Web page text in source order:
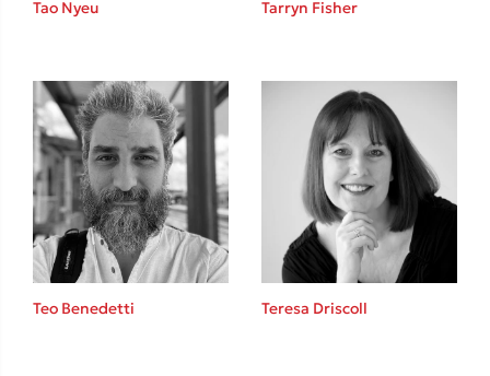
Sebastian Fitzek
Playlist
Tao Nyeu Tarryn Fisher
Teo Benedetti Teresa Driscoll